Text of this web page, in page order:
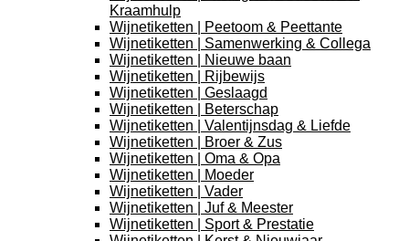
Kraamhulp
Wijnetiketten | Peetoom & Peettante
Wijnetiketten | Samenwerking & Collega
Wijnetiketten | Nieuwe baan
Wijnetiketten | Rijbewijs
Wijnetiketten | Geslaagd
Wijnetiketten | Beterschap
Wijnetiketten | Valentijnsdag & Liefde
Wijnetiketten | Broer & Zus
Wijnetiketten | Oma & Opa
Wijnetiketten | Moeder
Wijnetiketten | Vader
Wijnetiketten | Juf & Meester
Wijnetiketten | Sport & Prestatie